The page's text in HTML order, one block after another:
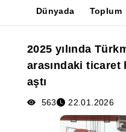
Yayınlar
Medya
Poster
Dünyada
Toplum
2025 yılında
arasındaki ticaret
aştı
563 22.01.2026